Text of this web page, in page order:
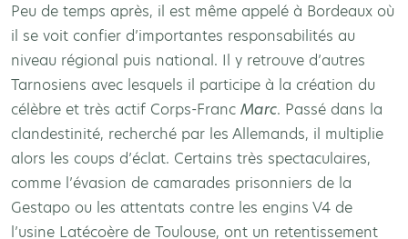
Peu de temps après, il est même appelé à Bordeaux où
il se voit confier d’importantes responsabilités au
niveau régional puis national. Il y retrouve d’autres
Tarnosiens avec lesquels il participe à la création du
célèbre et très actif Corps-Franc Marc. Passé dans la
clandestinité, recherché par les Allemands, il multiplie
alors les coups d’éclat. Certains très spectaculaires,
comme l’évasion de camarades prisonniers de la
Gestapo ou les attentats contre les engins V4 de
l’usine Latécoère de Toulouse, ont un retentissement